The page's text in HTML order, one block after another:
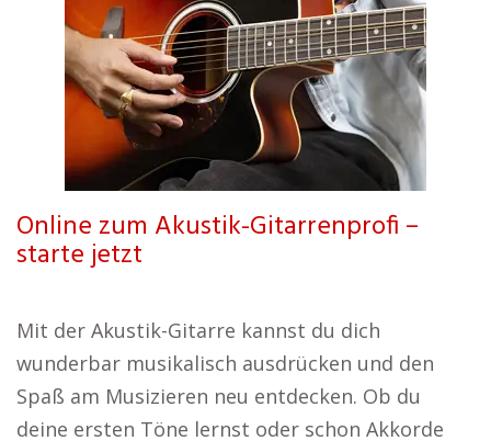
Online zum Akustik-Gitarrenprofi –
starte jetzt
Mit der Akustik-Gitarre kannst du dich
wunderbar musikalisch ausdrücken und den
Spaß am Musizieren neu entdecken. Ob du
deine ersten Töne lernst oder schon Akkorde